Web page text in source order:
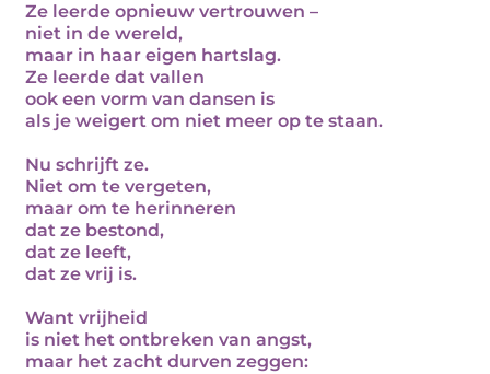
Ze leerde opnieuw vertrouwen –
niet in de wereld,
maar in haar eigen hartslag.
Ze leerde dat vallen
ook een vorm van dansen is
als je weigert om niet meer op te staan.
Nu schrijft ze.
Niet om te vergeten,
maar om te herinneren
dat ze bestond,
dat ze leeft,
dat ze vrij is.
Want vrijheid
is niet het ontbreken van angst,
maar het zacht durven zeggen: